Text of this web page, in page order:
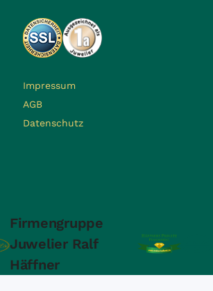
Impressum
AGB
Datenschutz
Firmengruppe
Juwelier Ralf
Häffner